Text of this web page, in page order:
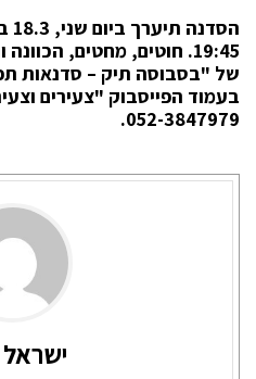
19:45. חוטים, מחטים,
של "בסבוסה תיק – סדנאות
בעמוד הפייסבוק "צעירים
052-3847979.